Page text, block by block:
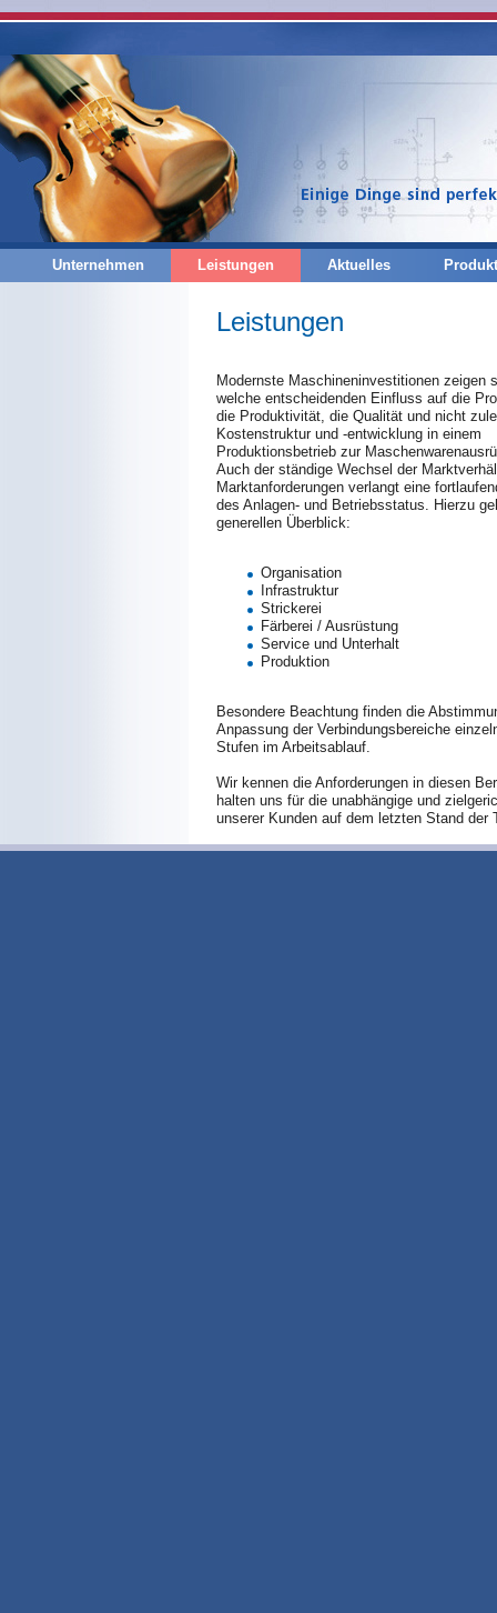
Unternehmen Leistungen Aktuelles
Leistungen
Modernste Maschineninvestitionen zeigen
welche entscheidenden Einfluss auf die
die Produktivität, die Qualität und nicht
Kostenstruktur und -entwicklung in einem
Produktionsbetrieb zur
Auch der ständige Wechsel der
Marktanforderungen verlangt eine
des Anlagen- und Betriebsstatus. Hierzu
generellen Überblick:
Organisation
Infrastruktur
Strickerei
Färberei / Ausrüstung
Service und Unterhalt
Produktion
Besondere Beachtung finden die
Anpassung der Verbindungsbereiche
Stufen im Arbeitsablauf.
Wir kennen die Anforderungen in diesen
halten uns für die unabhängige und
unserer Kunden auf dem letzten Stand der